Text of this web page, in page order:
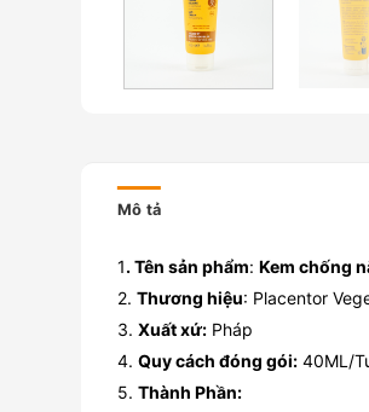
Mô tả
1. Tên sản phẩm: Kem chống
2. Thương hiệu: Placentor
3. Xuất xứ: Pháp
4. Quy cách đóng gói: 40ML/
5. Thành Phần: